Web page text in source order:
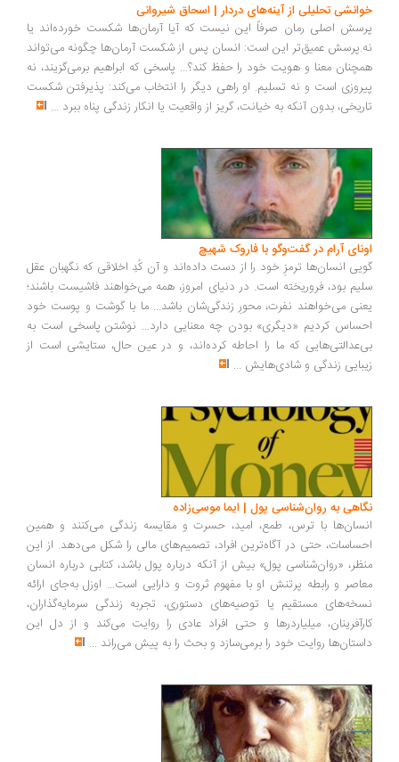
خوانشی تحلیلی از آینه‌های دردار | اسحاق شیروانی
پرسش اصلی رمان صرفاً این نیست که آیا آرمان‌ها شکست خورده‌اند یا
نه.پرسش عمیق‌تر این است: انسان پس از شکست آرمان‌ها چگونه می‌تواند
همچنان معنا و هویت خود را حفظ کند؟... پاسخی که ابراهیم برمی‌گزیند، نه
پیروزی است و نه تسلیم. او راهی دیگر را انتخاب می‌کند: پذیرفتن شکست
تاریخی، بدون آنکه به خیانت، گریز از واقعیت یا انکار زندگی پناه ببرد ...
اونای آرام در گفت‌وگو با فاروک شهیچ‭
گویی انسان‌ها ترمزِ خود را از دست داده‌اند و آن کُدِ اخلاقی که نگهبان عقل
سلیم بود، فروریخته است. در دنیای امروز، همه می‌خواهند فاشیست باشند؛
یعنی می‌خواهند نفرت، محورِ زندگی‌شان باشد... ما با گوشت و پوست خود
احساس کردیم «دیگری» بودن چه معنایی دارد... نوشتن پاسخی است به
بی‌عدالتی‌هایی که ما را احاطه کرده‌اند، و در عین حال، ستایشی است از
زیبایی زندگی و شادی‌هایش ...
نگاهی به روان‌شناسی پول | ایما موسی‌زاده
انسان‌ها با ترس، طمع، امید، حسرت و مقایسه زندگی می‌کنند و همین
احساسات، حتی در آگاه‌ترین افراد، تصمیم‌های مالی را شکل می‌دهد. از این
منظر، «روان‌شناسی پول» بیش از آنکه درباره پول باشد، کتابی درباره انسان
معاصر و رابطه پرتنش او با مفهوم ثروت و دارایی است... اوزل به‌جای ارائه
نسخه‌های مستقیم یا توصیه‌های دستوری، تجربه زندگی سرمایه‌گذاران،
کارآفرینان، میلیاردرها و حتی افراد عادی را روایت می‌کند و از دل این
داستان‌ها روایت خود را برمی‌سازد و بحث را به پیش می‌راند ...